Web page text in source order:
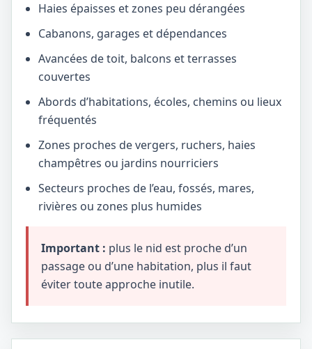
Haies épaisses et zones peu dérangées
Cabanons, garages et dépendances
Avancées de toit, balcons et terrasses
couvertes
Abords d’habitations, écoles, chemins ou lieux
fréquentés
Zones proches de vergers, ruchers, haies
champêtres ou jardins nourriciers
Secteurs proches de l’eau, fossés, mares,
rivières ou zones plus humides
Important : plus le nid est proche d’un
passage ou d’une habitation, plus il faut
éviter toute approche inutile.